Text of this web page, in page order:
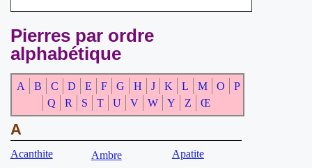
Pierres par ordre
alphabétique
A B C D E F G H J K L M O
P
Q
R S T U V W Y Z Œ
A
Acanthite
Ambre
Apatite